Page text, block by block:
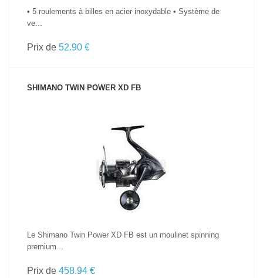
• 5 roulements à billes en acier inoxydable • Système de
ve...
Prix de 52.90 €
SHIMANO TWIN POWER XD FB
VOIR LE PRODUIT
Le Shimano Twin Power XD FB est un moulinet spinning
premium...
Prix de 458.94 €